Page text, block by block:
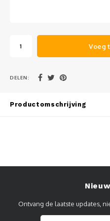
Aluminium rechte WIFI mast met
Voeg
DELEN:
Productomschrijving
Ontvang de laatste updates,